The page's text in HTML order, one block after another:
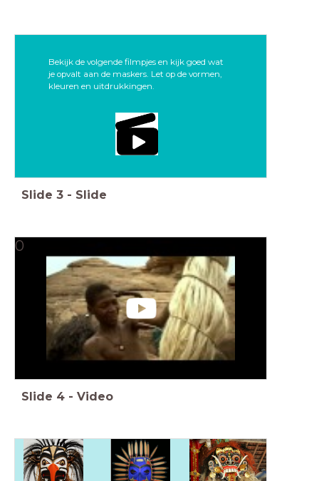
Bekijk de volgende filmpjes en kijk goed wat
je opvalt aan de maskers. Let op de vormen,
kleuren en uitdrukkingen.
Slide 3 - Slide
0
Slide 4 - Video